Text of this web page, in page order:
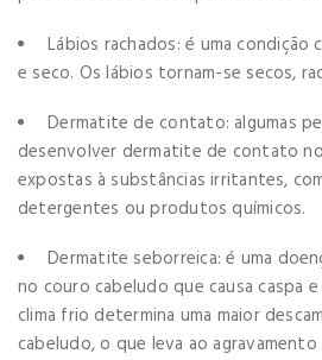
Lábios rachados: é uma condição
e seco. Os lábios tornam-se secos,
Dermatite de contato: algumas
desenvolver dermatite de contato
expostas à substâncias irritantes,
detergentes ou produtos químicos.
Dermatite seborreica: é uma
no couro cabeludo que causa caspa
clima frio determina uma maior
cabeludo, o que leva ao